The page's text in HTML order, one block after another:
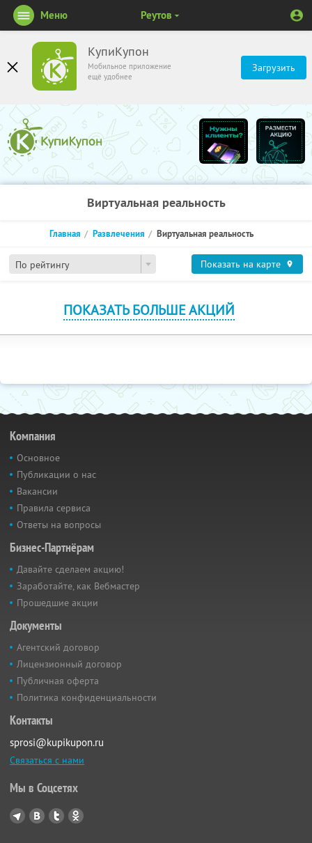
КупиКупон
Мобильное приложение
ещё удобнее
Загрузить
Меню Реутов
Виртуальная реальность
По рейтингу
Главная Развлечения Виртуальная реальность
Показать на карте
ПОКАЗАТЬ БОЛЬШЕ АКЦИЙ
Компания
Основное
Публикации о нас
Вакансии
Правила сервиса
Ответы на вопросы
Бизнес-Партнёрам
Давайте сделаем акцию!
Заработайте, как Вебмастер
Прошедшие акции
Документы
Агентский договор
Лицензионный договор
Публичная оферта
Политика конфиденциальности
Контакты
sprosi@kupikupon.ru
Связаться с нами
Мы в Соцсетях